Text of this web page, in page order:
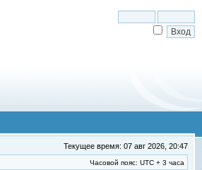
Текущее время: 07 авг 2026, 20:47
Часовой пояс: UTC + 3 часа